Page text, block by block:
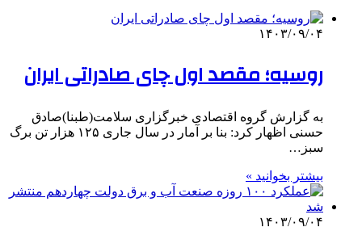
۱۴۰۳/۰۹/۰۴
روسیه؛ مقصد اول چای صادراتی ایران
به گزارش گروه اقتصادی خبرگزاری سلامت(طبنا)صادق
حسنی اظهار کرد: بنا بر آمار در سال جاری ۱۲۵ هزار تن برگ
سبز…
بیشتر بخوانید »
۱۴۰۳/۰۹/۰۴